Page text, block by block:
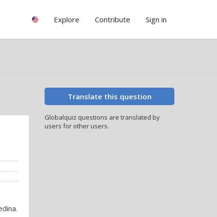
Explore Contribute Sign in
Translate this question
Globalquiz questions are translated by
users for other users.